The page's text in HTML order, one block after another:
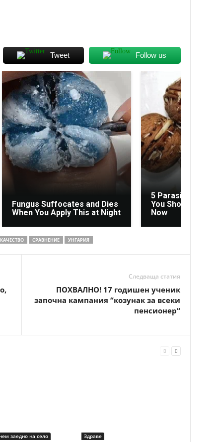
Tweet Follow us
Fungus Suffocates and Dies
When You Apply This at Night
5 Parasite-
You Should Stop
Now
КАЧЕСТВО СРАВНЕНИЕ УНГАРИЯ
Следваща статия
ПОХВАЛНО! 17 годишен ученик
започна кампания “козунак за всеки
пенсионер“
заедно на село Здраве